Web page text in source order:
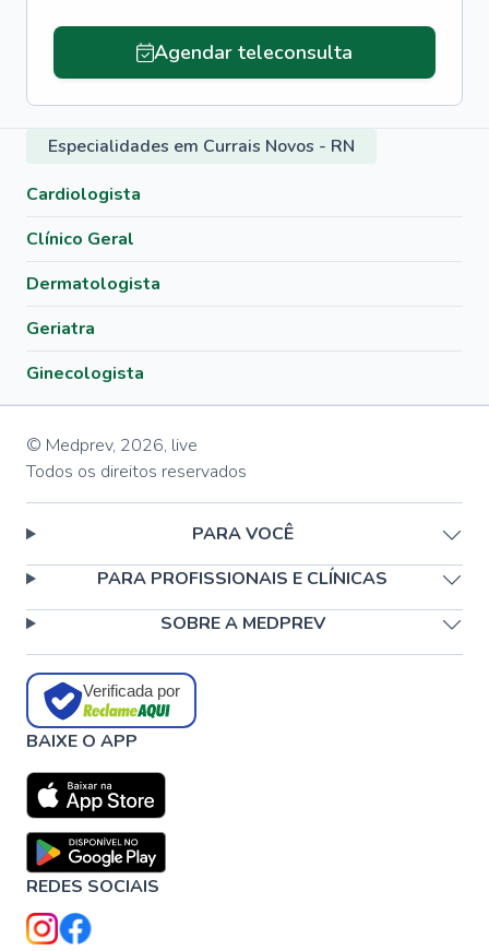
Agendar teleconsulta
Especialidades em Currais Novos - RN
Cardiologista
Clínico Geral
Dermatologista
Geriatra
Ginecologista
© Medprev, 2026, live
Todos os direitos reservados
PARA VOCÊ
PARA PROFISSIONAIS E CLÍNICAS
SOBRE A MEDPREV
Verificada por
BAIXE O APP
REDES SOCIAIS